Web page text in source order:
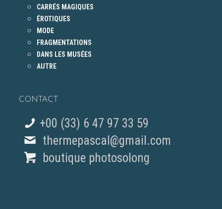
CARRÉS MAGIQUES
ÉROTIQUES
MODE
FRAGMENTATIONS
DANS LES MUSÉES
AUTRE
CONTACT
+00 (33) 6 47 97 33 59
thermepascal@gmail.com
boutique photosolong